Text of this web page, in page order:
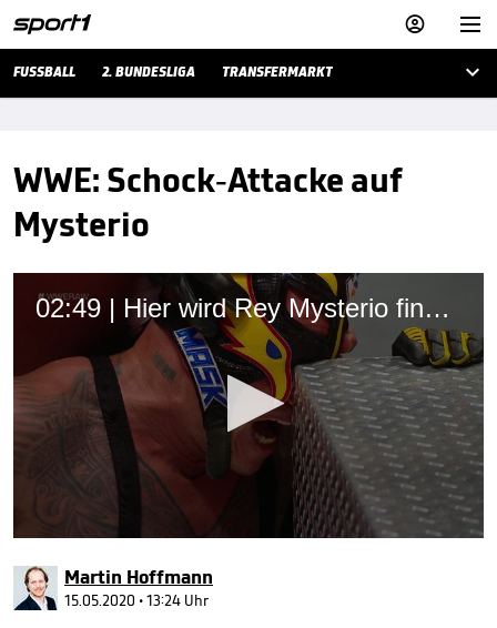


FUSSBALL 2. BUNDESLIGA TRANSFERMARKT 
WWE: Schock-Attacke auf
Mysterio
02:49 | Hier wird Rey Mysterio finster attackiert
seconds
of
2
minutes,
Martin Hoffmann
15.05.2020 • 13:24 Uhr